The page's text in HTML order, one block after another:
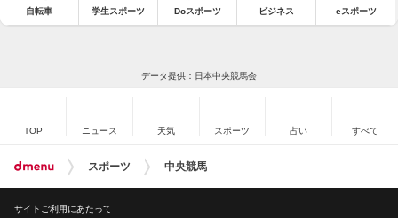
自転車 学生スポーツ Doスポーツ ビジネス eスポーツ
データ提供：日本中央競馬会
TOP ニュース 天気 スポーツ 占い すべて
スポーツ 中央競馬
サイトご利用にあたって